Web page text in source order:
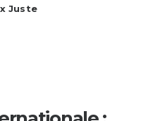
Juste